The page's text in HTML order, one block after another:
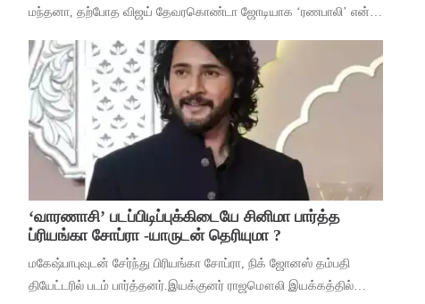
மந்தனா, தற்போத விஜய் தேவரகொண்டா ஜோடியாக ‘ரணபாலி’ என்ற
முக்கியத்துவம் கொண்ட ‘மைசா’ என்ற படத
‘வாரணாசி’ படப்பிடிப்புக்கிடையே சினிமா பார்த்த
ப்ரியங்கா சோப்ரா -யாருடன் தெரியுமா ?
மகேஷ்பாபுவுடன் சேர்ந்து பிரியங்கா சோப்ரா, நிக் ஜோனஸ் தம்பதி
தியேட்டரில் படம் பார்த்தனர்.இயக்குனர் ராஜமௌலி இயக்கத்தில்